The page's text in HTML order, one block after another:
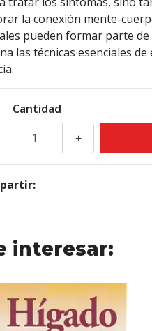
la conexión mente-
pueden formar parte
las técnicas esenciales
Cantidad
+
interesar: